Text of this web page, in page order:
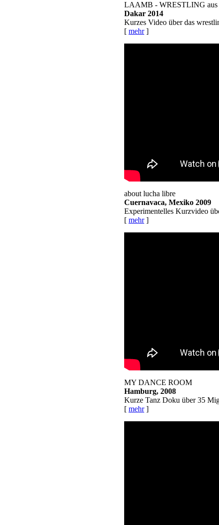
LAAMB - WRESTLING aus
Dakar 2014
Kurzes Video über das
[ mehr]
about lucha libre
Cuernavaca, Mexiko 2009
Experimentelles Kurzvideo
[ mehr]
MY DANCE ROOM
Hamburg, 2008
Kurze Tanz Doku über 35
[ mehr]